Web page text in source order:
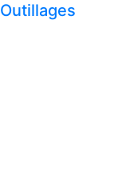
Outillages